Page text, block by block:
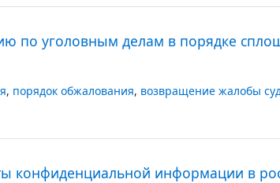
по уголовным делам в порядке
, порядок обжалования, возвращение жалобы
конфиденциальной информации в